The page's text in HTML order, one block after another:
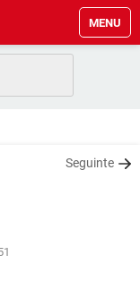
MENU
Seguinte